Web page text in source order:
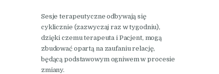
Sesje terapeutyczne odbywają się
cyklicznie (zazwyczaj raz w tygodniu),
dzięki czemu terapeuta i Pacjent, mogą
zbudować opartą na zaufaniu relację,
będącą podstawowym ogniwem w procesie
zmiany.